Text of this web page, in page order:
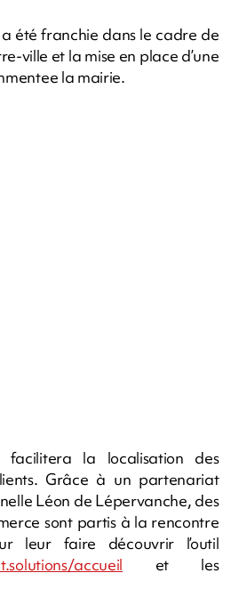
été franchie dans le cadre de
ville et la mise en place d’une
la mairie.
la localisation des
Grâce à un partenariat
Léon de Lépervanche, des
sont partis à la rencontre
leur faire découvrir l’outil
accueil et les